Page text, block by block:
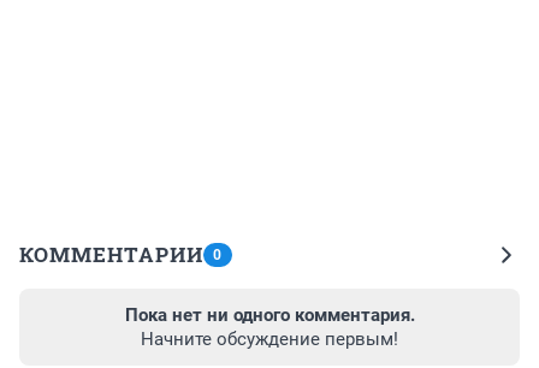
КОММЕНТАРИИ 0
Пока нет ни одного комментария.
Начните обсуждение первым!